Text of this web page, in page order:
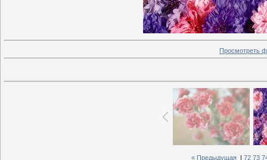
Просмотреть
« Предыдущая 72 73